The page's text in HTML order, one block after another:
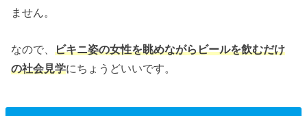
ません。
なので、ビキニ姿の女性を眺めながらビールを飲むだけ
の社会見学にちょうどいいです。